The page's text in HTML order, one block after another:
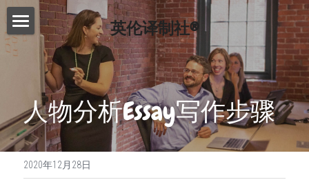
英伦译制社®
首页
服务介绍
Essay代写
Dissertation代写
Proofreading
费用查询
写作指南
写作技巧
常见问题
人物分析Essay写作步骤
2020年12月28日